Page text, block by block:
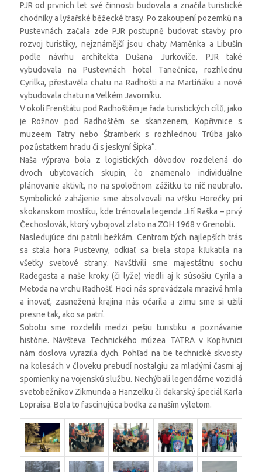
PJR od prvních let své činnosti budovala a značila turistické
chodníky a lyžařské běžecké trasy. Po zakoupení pozemků na
Pustevnách začala zde PJR postupně budovat stavby pro
rozvoj turistiky, nejznámější jsou chaty Maměnka a Libušín
podle návrhu architekta Dušana Jurkoviče. PJR také
vybudovala na Pustevnách hotel Tanečnice, rozhlednu
Cyrilka, přestavěla chatu na Radhošti a na Martiňáku a nově
vybudovala chatu na Velkém Javorníku.
V okolí Frenštátu pod Radhoštěm je řada turistických cílů, jako
je Rožnov pod Radhoštěm se skanzenem, Kopřivnice s
muzeem Tatry nebo Štramberk s rozhlednou Trúba jako
pozůstatkem hradu či s jeskyní Šipka“.
Naša výprava bola z logistických dôvodov rozdelená do
dvoch ubytovacích skupín, čo znamenalo individuálne
plánovanie aktivít, no na spoločnom zážitku to nič neubralo.
Symbolické zahájenie sme absolvovali na vŕšku Horečky pri
skokanskom mostíku, kde trénovala legenda Jiří Raška – prvý
Čechoslovák, ktorý vybojoval zlato na ZOH 1968 v Grenobli.
Nasledujúce dni patrili bežkám. Centrom tých najlepších trás
sa stala hora Pustevny, odkiaľ sa biela stopa kľukatila na
všetky svetové strany. Navštívili sme majestátnu sochu
Radegasta a naše kroky (či lyže) viedli aj k súsošiu Cyrila a
Metoda na vrchu Radhošť. Hoci nás sprevádzala mrazivá hmla
a inovať, zasnežená krajina nás očarila a zimu sme si užili
presne tak, ako sa patrí.
Sobotu sme rozdelili medzi pešiu turistiku a poznávanie
histórie. Návšteva Technického múzea TATRA v Kopřivnici
nám doslova vyrazila dych. Pohľad na tie technické skvosty
na kolesách v človeku prebudí nostalgiu za mladými časmi aj
spomienky na vojenskú službu. Nechýbali legendárne vozidlá
svetobežníkov Zikmunda a Hanzelku či dakarský špeciál Karla
Lopraisa. Bola to fascinujúca bodka za naším výletom.